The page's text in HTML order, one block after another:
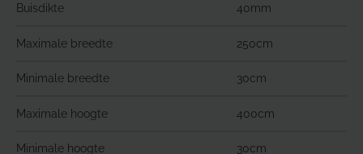
Buisdikte 40mm
Maximale breedte 250cm
Minimale breedte 30cm
Maximale hoogte 400cm
Minimale hoogte 30cm